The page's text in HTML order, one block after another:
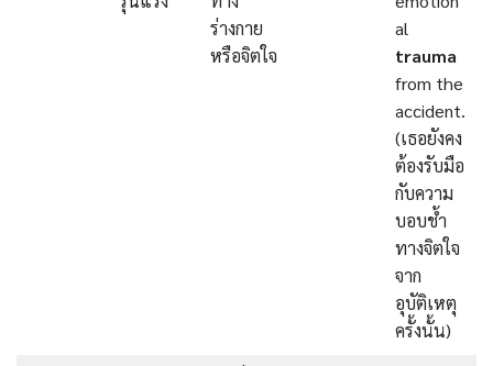
ร่างกาย
หรือจิตใจ
al
trauma
from the
accident.
(เธอยังคง
ต้องรับมือ
กับความ
บอบช้ำ
ทางจิตใจ
จาก
อุบัติเหตุ
ครั้งนั้น)